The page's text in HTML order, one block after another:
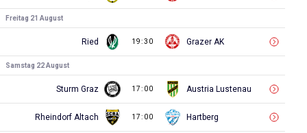
Freitag 21 August
Ried 19:30 Grazer AK
Samstag 22 August
Sturm Graz 17:00 Austria Lustenau
Rheindorf Altach 17:00 Hartberg